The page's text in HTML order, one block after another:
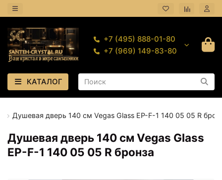
+7 (495) 888-01-80
+7 (969) 149-83-80
КАТАЛОГ
Душевая дверь 140 см Vegas Glass EP-F-1 140 05 05 R
Душевая дверь 140 см Vegas Glass
EP-F-1 140 05 05 R бронза